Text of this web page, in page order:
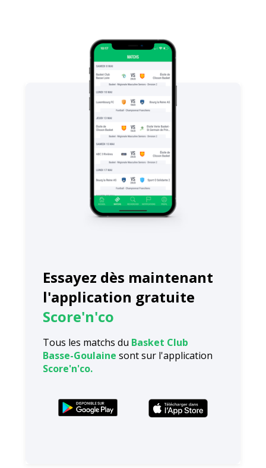
Essayez dès maintenant
l'application gratuite
Score'n'co
Tous les matchs du Basket Club
Basse-Goulaine sont sur l'application
Score'n'co.